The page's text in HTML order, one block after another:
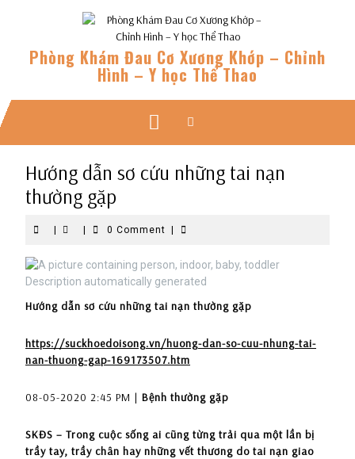
Phòng Khám Đau Cơ Xương Khớp – Chỉnh
Hình – Y học Thể Thao
Open
Button
Hướng dẫn sơ cứu những tai nạn
thường gặp
0 Comment
Hướng dẫn sơ cứu những tai nạn thường gặp
https://suckhoedoisong.vn/huong-dan-so-cuu-nhung-tai-
nan-thuong-gap-169173507.htm
08-05-2020 2:45 PM | Bệnh thường gặp
SKĐS – Trong cuộc sống ai cũng từng trải qua một lần bị
trầy tay, trầy chân hay những vết thương do tai nạn giao